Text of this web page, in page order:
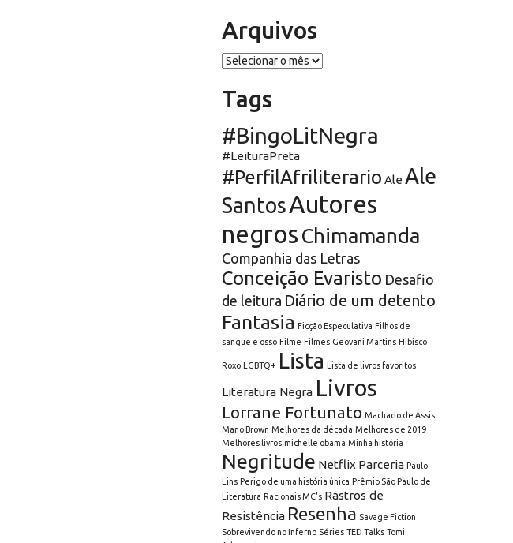
Arquivos
Arquivos
Tags
#BingoLitNegra
#LeituraPreta
#PerfilAfriliterario Ale Ale
SantosAutores
negros Chimamanda
Companhia das Letras
Conceição Evaristo Desafio
de leitura Diário de um detento
Fantasia Ficção Especulativa Filhos de
sangue e osso Filme Filmes Geovani Martins Hibisco
Roxo LGBTQ+ Lista Lista de livros favoritos
Literatura Negra Livros
Lorrane Fortunato Machado de Assis
Mano Brown Melhores da década Melhores de 2019
Melhores livros michelle obama Minha história
Negritude Netflix Parceria Paulo
Lins Perigo de uma história única Prêmio São Paulo de
Literatura Racionais MC's Rastros de
Resistência Resenha Savage Fiction
Sobrevivendo no Inferno Séries TED Talks Tomi